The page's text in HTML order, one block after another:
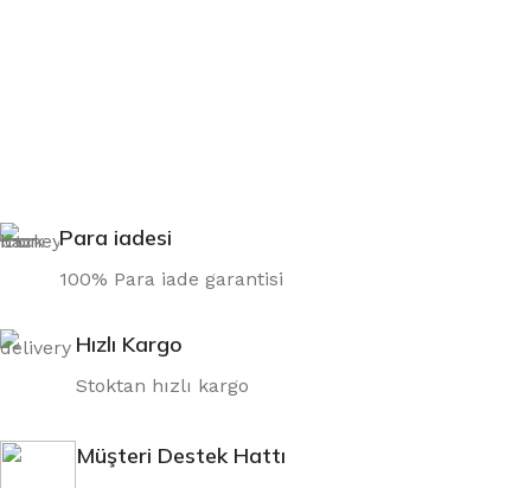
Para iadesi
100% Para iade garantisi
Hızlı Kargo
Stoktan hızlı kargo
Müşteri Destek Hattı